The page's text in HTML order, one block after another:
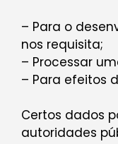
– Para o
nos requisita;
– Processar
– Para efeitos
Certos dados
autoridades